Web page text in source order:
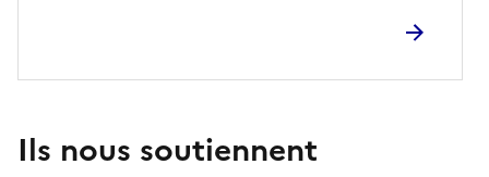
conviviale. Un évènement ouvert à tous, qui fait
la scène, il y a un lieu chargé d’histoire : fondé au
Moyen Âge sous le règne de Saint Louis, l’Hôpital
Ils nous soutiennent